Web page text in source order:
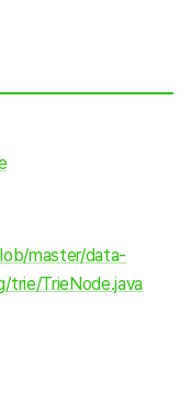
master/data-
trie/TrieNode.java